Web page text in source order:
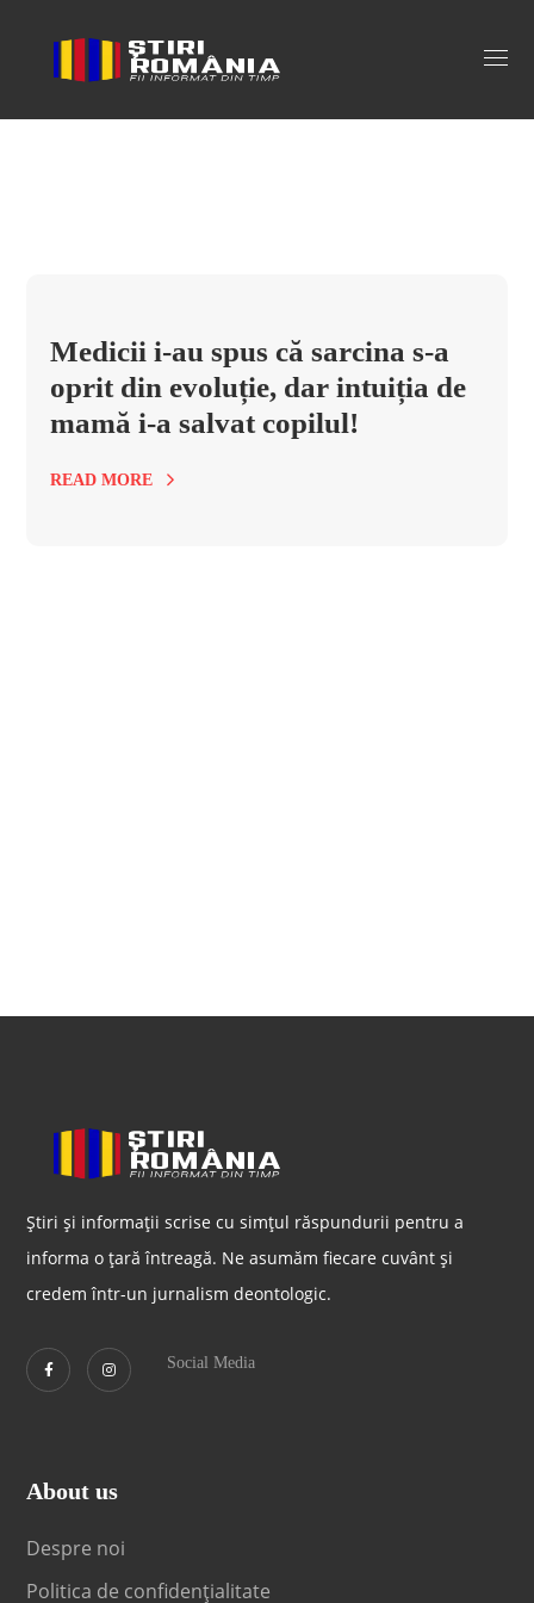
intuitie de mama Tag
Medicii i-au spus că sarcina s-a
oprit din evoluție, dar intuiția de
mamă i-a salvat copilul!
READ MORE
Știri și informații scrise cu simțul răspundurii pentru a
informa o țară întreagă. Ne asumăm fiecare cuvânt și
credem într-un jurnalism deontologic.
Social Media
About us
Despre noi
Politica de confidențialitate